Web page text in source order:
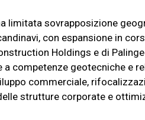
limitata sovrapposizione
con espansione in
Holdings e di
a competenze geotecniche e
commerciale,
strutture corporate e